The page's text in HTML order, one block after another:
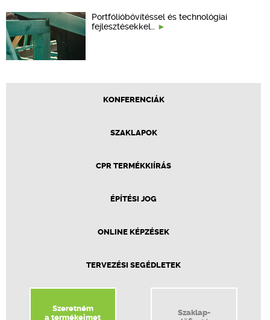
Portfólióbővítéssel és technológiai
fejlesztésekkel…
KONFERENCIÁK
SZAKLAPOK
CPR TERMÉKKIÍRÁS
ÉPÍTÉSI JOG
ONLINE KÉPZÉSEK
TERVEZÉSI SEGÉDLETEK
Szeretném
a termékeimet
Szaklap-